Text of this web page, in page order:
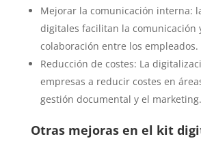
Mejorar la comunicación interna:
digitales facilitan la comunicación
colaboración entre los empleados.
Reducción de costes: La
empresas a reducir costes en
gestión documental y el marketing.
Otras mejoras en el kit